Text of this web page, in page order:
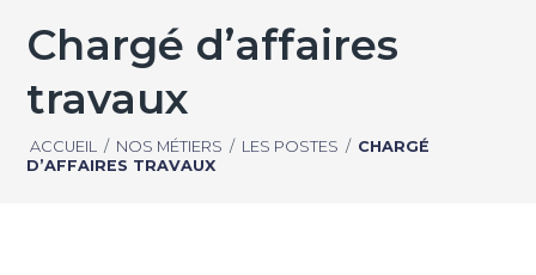
Chargé d’affaires
travaux
ACCUEIL / NOS MÉTIERS / LES POSTES / CHARGÉ
D’AFFAIRES TRAVAUX